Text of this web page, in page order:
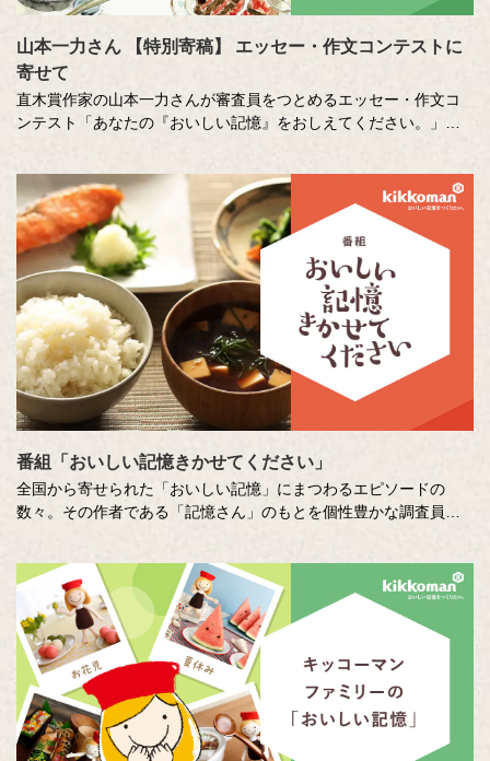
山本一力さん 【特別寄稿】 エッセー・作文コンテストに
寄せて
直木賞作家の山本一力さんが審査員をつとめるエッセー・作文コ
ンテスト「あなたの『おいしい記憶』をおしえてください。」に
番組「おいしい記憶きかせてください」
全国から寄せられた「おいしい記憶」にまつわるエピソードの
数々。その作者である「記憶さん」のもとを個性豊かな調査員が
い、時に涙のドキュメンタリーエンターテインメント番組です。
MC ：藤井隆 進行：吉竹史 ナレーター：小野大輔（声優）